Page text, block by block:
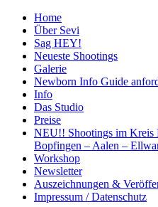
Home
Über Sevi
Sag HEY!
Neueste Shootings
Galerie
Newborn Info Guide
Info
Das Studio
Preise
NEU!! Shootings im Kreis
Bopfingen – Aalen –
Workshop
Newsletter
Auszeichnungen &
Impressum / Datenschutz